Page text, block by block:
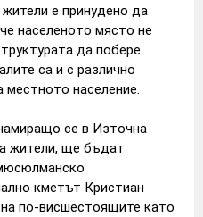
е принудено да
населеното място не
да побере
са и с различно
местното население.
се в Източна
жители, ще бъдат
кметът Кристиан
по-висшестоящите като